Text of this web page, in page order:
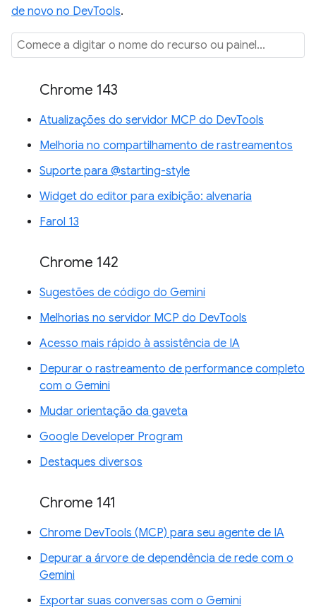
de novo no DevTools.
Chrome 143
Atualizações do servidor MCP do DevTools
Melhoria no compartilhamento de rastreamentos
Suporte para @starting-style
Widget do editor para exibição: alvenaria
Farol 13
Chrome 142
Sugestões de código do Gemini
Melhorias no servidor MCP do DevTools
Acesso mais rápido à assistência de IA
Depurar o rastreamento de performance completo
com o Gemini
Mudar orientação da gaveta
Google Developer Program
Destaques diversos
Chrome 141
Chrome DevTools (MCP) para seu agente de IA
Depurar a árvore de dependência de rede com o
Gemini
Exportar suas conversas com o Gemini